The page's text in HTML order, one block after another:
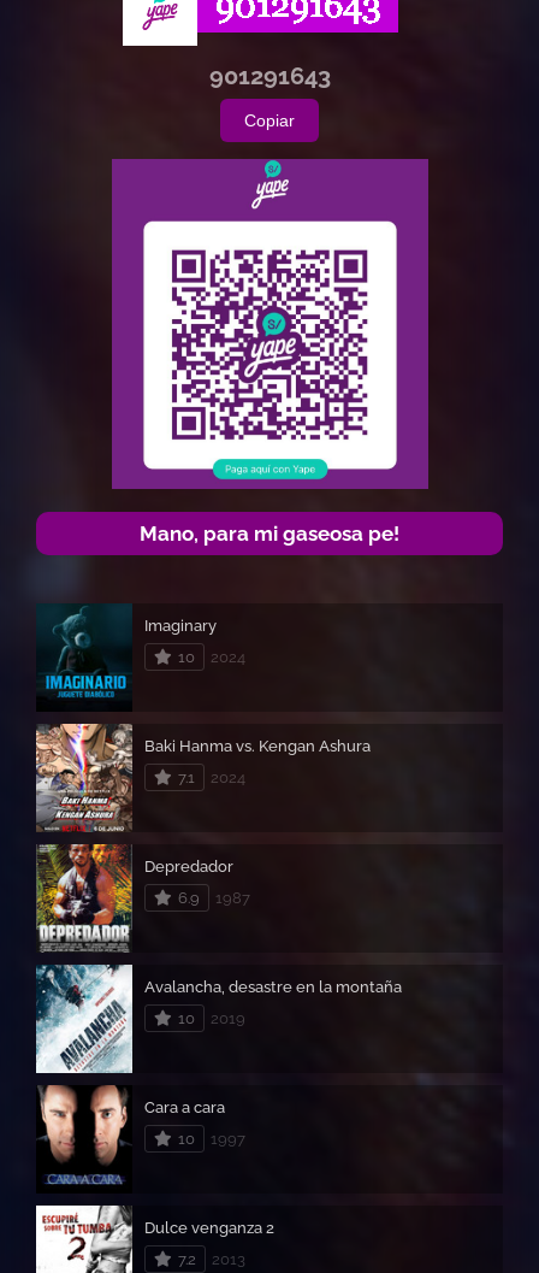
901291643
Copiar
Mano, para mi gaseosa pe!
Imaginary
10
2024
Baki Hanma vs. Kengan Ashura
7.1
2024
Depredador
6.9
1987
Avalancha, desastre en la montaña
10
2019
Cara a cara
10
1997
Dulce venganza 2
7.2
2013